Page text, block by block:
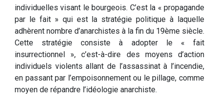
individuelles visant le bourgeois. C’est la « propagande
par le fait » qui est la stratégie politique à laquelle
adhèrent nombre d’anarchistes à la fin du 19ème siècle.
Cette stratégie consiste à adopter le « fait
insurrectionnel », c’est-à-dire des moyens d’action
individuels violents allant de l’assassinat à l’incendie,
en passant par l’empoisonnement ou le pillage, comme
moyen de répandre l’idéologie anarchiste.